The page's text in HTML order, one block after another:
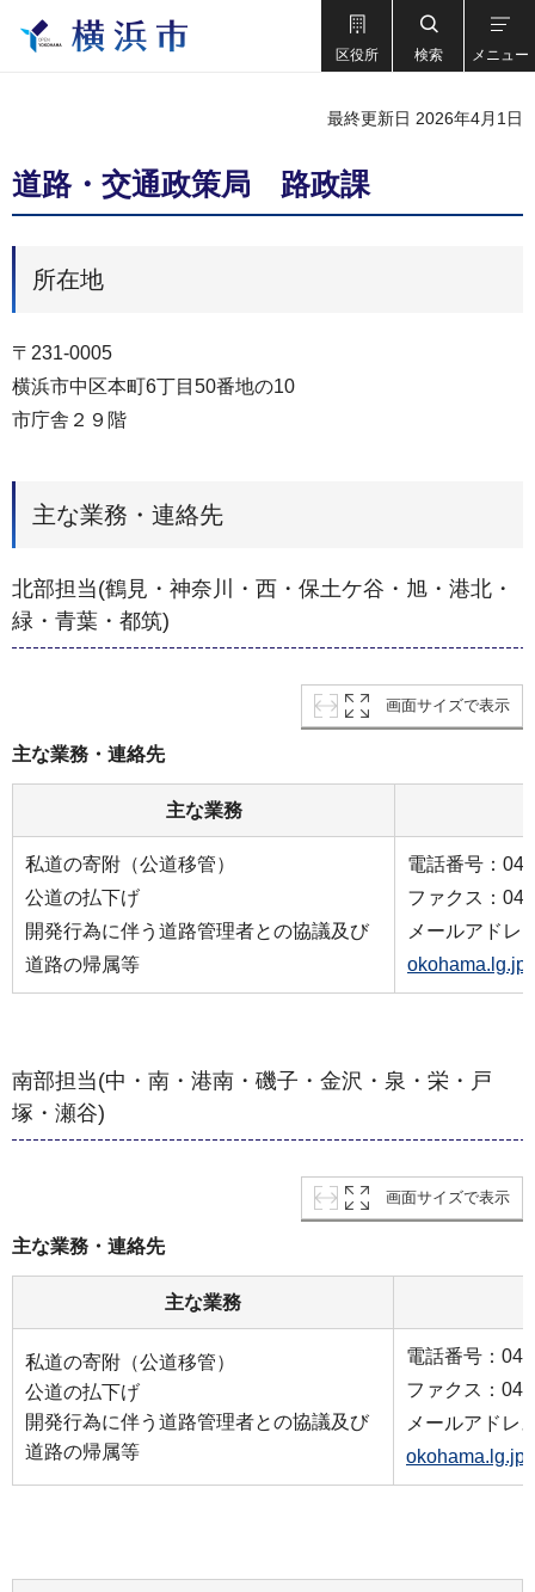
区役所 検索 メニュー
最終更新日 2026年4月1日
道路・交通政策局 路政課
所在地
〒231-0005
横浜市中区本町6丁目50番地の10
市庁舎２９階
主な業務・連絡先
北部担当(鶴見・神奈川・西・保土ケ谷・旭・港北・
緑・青葉・都筑)
画面サイズで表示
主な業務・連絡先
主な業務
私道の寄附（公道移管）
公道の払下げ
開発行為に伴う道路管理者との協議及び
道路の帰属等
電話番号：
ファクス：
メールアドレ
okohama.lg.jp
南部担当(中・南・港南・磯子・金沢・泉・栄・戸
塚・瀬谷)
画面サイズで表示
主な業務・連絡先
主な業務
私道の寄附（公道移管）
公道の払下げ
開発行為に伴う道路管理者との協議及び
道路の帰属等
電話番号：
ファクス：
メールアドレ
okohama.lg.jp